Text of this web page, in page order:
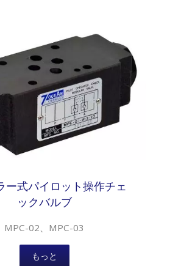
ー式パイロット操作チェ
ックバルブ
MPC-02、MPC-03
もっと